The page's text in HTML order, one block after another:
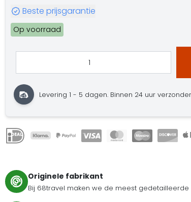
Beste prijsgarantie
Op voorraad
Levering 1 - 5 dagen. Binnen 24 uur
Originele fabrikant
Bij 68travel maken we de meest